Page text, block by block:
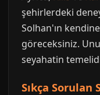
şehirlerdeki
Solhan'ın
göreceksiniz.
seyahatin
Sıkça Sorulan